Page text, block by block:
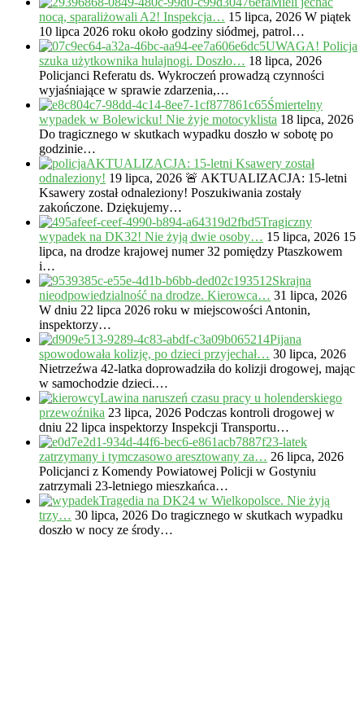
nocą, sparaliżowali A2! Inspekcja… 15 lipca, 2026 W piątek
10 lipca 2026 roku około godziny siódmej, patrol…
UWAGA! Policja
szuka użytkownika hulajnogi. Doszło… 18 lipca, 2026
Policjanci Referatu ds. Wykroczeń prowadzą czynności
wyjaśniające w sprawie zdarzenia,…
Śmiertelny
wypadek w Bolewicku! Nie żyje motocyklista 18 lipca, 2026
Do tragicznego w skutkach wypadku doszło w sobotę po
godzinie…
AKTUALIZACJA: 15-letni Ksawery został
odnaleziony! 19 lipca, 2026 🚨 AKTUALIZACJA: 15-letni
Ksawery został odnaleziony! Poszukiwania zostały
zakończone. Dziękujemy…
Tragiczny
wypadek na DK32! Nie żyją dwie osoby… 15 lipca, 2026 15
lipca, na drodze krajowej numer 32 pomiędzy Ptaszkowem
i…
Skrajna
nieodpowiedzialność na drodze. Kierowca… 31 lipca, 2026
W dniu 22 lipca 2026 roku w miejscowości Antonin,
inspektorzy…
Pijana
spowodowała kolizję, po dzieci przyjechał… 30 lipca, 2026
Nietrzeźwa 42-latka doprowadziła do kolizji drogowej, mając
w samochodzie dzieci.…
Lawina naruszeń czasu pracy u holenderskiego
przewoźnika 23 lipca, 2026 Podczas kontroli drogowej w
dniu 22 lipca inspektorzy Inspekcji Transportu…
23-latek
zatrzymany i tymczasowo aresztowany za… 26 lipca, 2026
Policjanci z Komendy Powiatowej Policji w Gostyniu
zatrzymali 23-letniego mieszkańca…
Tragedia na DK24 w Wielkopolsce. Nie żyją
trzy… 30 lipca, 2026 Do tragicznego w skutkach wypadku
doszło w nocy ze środy…